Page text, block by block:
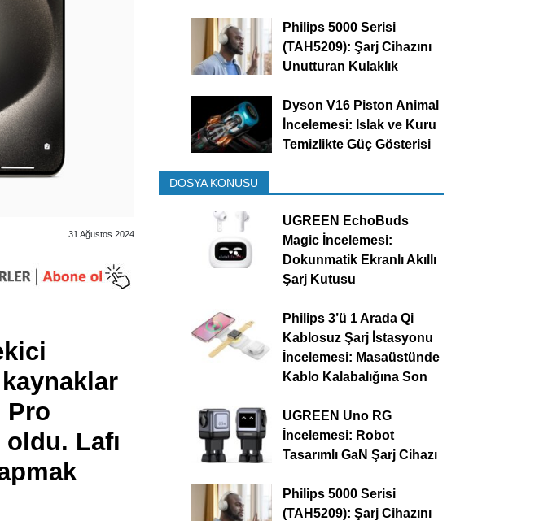
31 Ağustos 2024
Pro
Lafı
Philips 5000 Serisi
(TAH5209): Şarj Cihazını
Unutturan Kulaklık
Dyson V16 Piston Animal
İncelemesi: Islak ve Kuru
Temizlikte Güç Gösterisi
DOSYA KONUSU
UGREEN EchoBuds
Magic İncelemesi:
Dokunmatik Ekranlı Akıllı
Şarj Kutusu
Philips 3’ü 1 Arada Qi
Kablosuz Şarj İstasyonu
İncelemesi: Masaüstünde
Kablo Kalabalığına Son
UGREEN Uno RG
İncelemesi: Robot
Tasarımlı GaN Şarj Cihazı
Philips 5000 Serisi
(TAH5209): Şarj Cihazını